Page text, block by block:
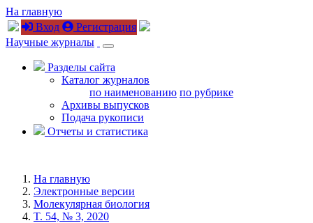
На главную
Вход
Регистрация
Научные журналы
Разделы сайта
Каталог журналов
по наименованию по рубрике
Архивы выпусков
Подача рукописи
Отчеты и статистика
На главную
Электронные версии
Молекулярная биология
T. 54, № 3, 2020